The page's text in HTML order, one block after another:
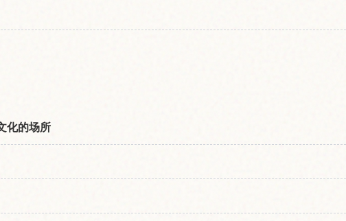
化的场所